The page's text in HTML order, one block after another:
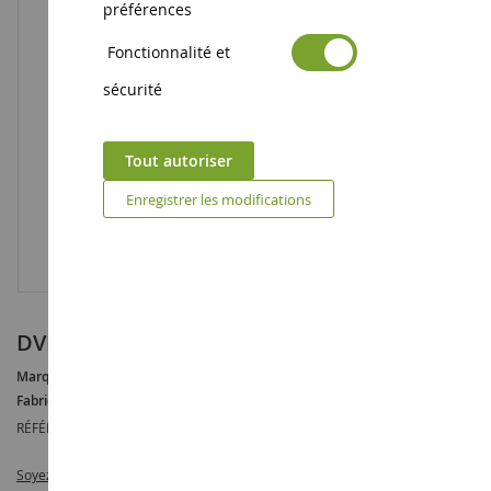
DVD FENDT Vario - La Terre Vibre
Marque :
Fabricant :
RÉFÉRENCE :
Soyez le premier à commenter ce produit
préférences
Fonctionnalité et
sécurité
Tout autoriser
Enregistrer les modifications